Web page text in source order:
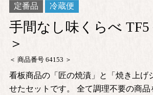
定番品 冷蔵便
手間なし味くらべ
＞
商品番号 64153
看板商品の「匠の焼漬」と「焼き上げ
せたセットです。 全て調理不要の商